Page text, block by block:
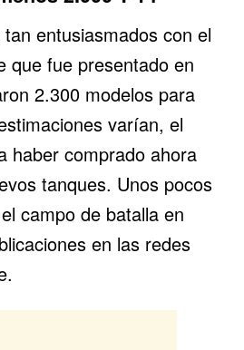
entusiasmados con el
que fue presentado en
2.300 modelos para
varían, el
haber comprado ahora
tanques. Unos pocos
campo de batalla en
en las redes